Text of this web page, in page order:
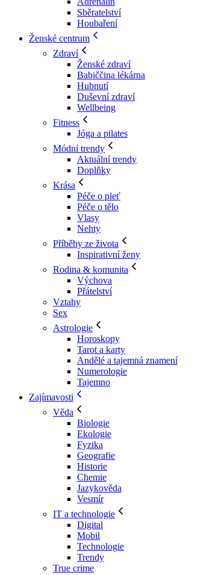
Sběratelství
Houbaření
Ženské centrum
Zdraví
Ženské zdraví
Babiččina lékárna
Hubnutí
Duševní zdraví
Wellbeing
Fitness
Jóga a pilates
Módní trendy
Aktuální trendy
Doplňky
Krása
Péče o pleť
Péče o tělo
Vlasy
Nehty
Příběhy ze života
Inspirativní ženy
Rodina & komunita
Výchova
Přátelství
Vztahy
Sex
Astrologie
Horoskopy
Tarot a karty
Andělé a tajemná znamení
Numerologie
Tajemno
Zajímavosti
Věda
Biologie
Ekologie
Fyzika
Geografie
Historie
Chemie
Jazykověda
Vesmír
IT a technologie
Digital
Mobil
Technologie
Trendy
True crime